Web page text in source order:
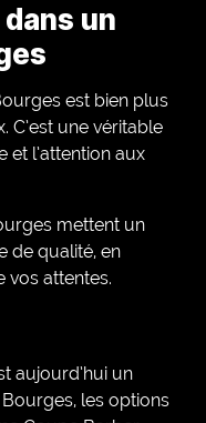
un
est bien plus
C’est une véritable
et l’attention aux
mettent un
de qualité, en
vos attentes.
aujourd’hui un
les options